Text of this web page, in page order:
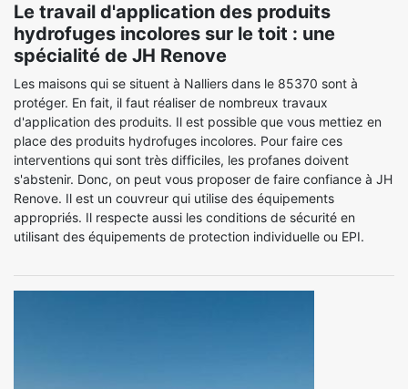
Le travail d'application des produits
hydrofuges incolores sur le toit : une
spécialité de JH Renove
Les maisons qui se situent à Nalliers dans le 85370 sont à
protéger. En fait, il faut réaliser de nombreux travaux
d'application des produits. Il est possible que vous mettiez en
place des produits hydrofuges incolores. Pour faire ces
interventions qui sont très difficiles, les profanes doivent
s'abstenir. Donc, on peut vous proposer de faire confiance à JH
Renove. Il est un couvreur qui utilise des équipements
appropriés. Il respecte aussi les conditions de sécurité en
utilisant des équipements de protection individuelle ou EPI.